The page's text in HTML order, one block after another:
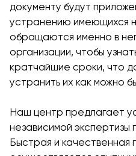
документу будут
устранению имеющихся
обращаются именно в
организации, чтобы
кратчайшие сроки, что
устранить их как можно
Наш центр предлагает
независимой
Быстрая и качественная